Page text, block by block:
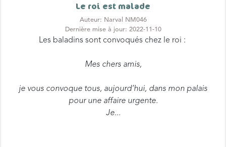
Le roi est malade
Auteur: Narval NM046
Dernière mise à jour: 2022-11-10
Les baladins sont convoqués chez le roi :
Mes chers amis,
je vous convoque tous, aujourd’hui, dans mon palais
pour une affaire urgente.
Je...